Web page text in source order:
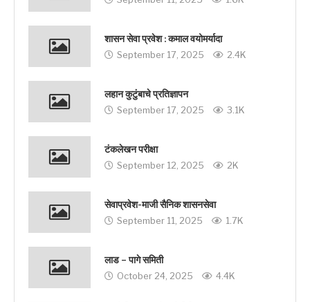
शासन सेवा प्रवेश : कमाल वयोमर्यादा
September 17, 2025 2.4K
लहान कुटुंबाचे प्रतिज्ञापन
September 17, 2025 3.1K
टंकलेखन परीक्षा
September 12, 2025 2K
सेवाप्रवेश-माजी सैनिक शासनसेवा
September 11, 2025 1.7K
लाड – पागे समिती
October 24, 2025 4.4K